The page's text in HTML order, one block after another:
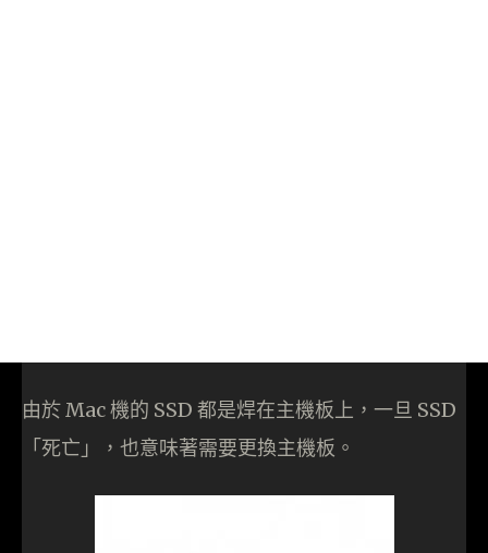
由於 Mac 機的 SSD 都是焊在主機板上，一旦 SSD
「死亡」，也意味著需要更換主機板。